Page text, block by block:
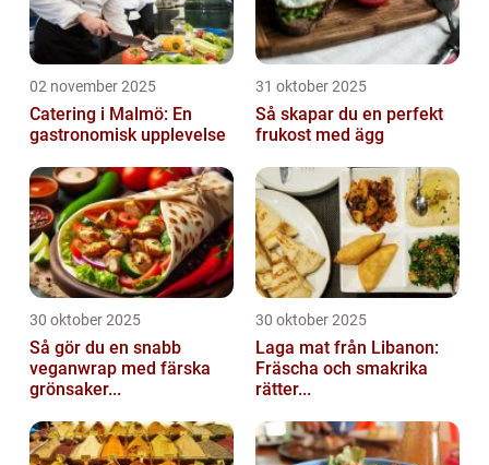
02 november 2025
Catering i Malmö: En
gastronomisk upplevelse
31 oktober 2025
Så skapar du en perfekt
frukost med ägg
30 oktober 2025
Så gör du en snabb
veganwrap med färska
grönsaker...
30 oktober 2025
Laga mat från Libanon:
Fräscha och smakrika
rätter...